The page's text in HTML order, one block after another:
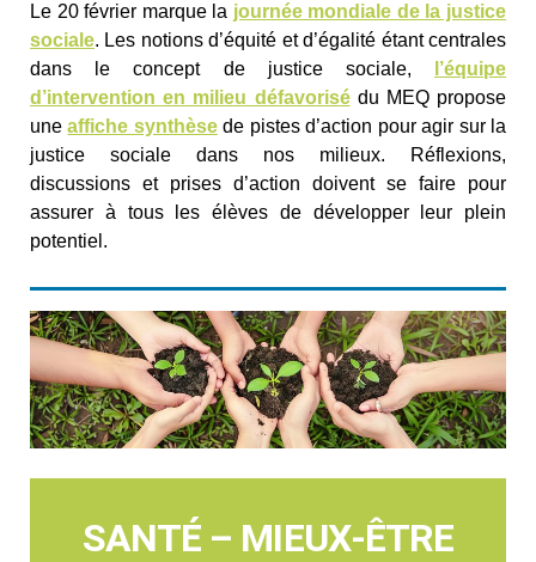
Le 20 février marque la journée mondiale de la justice
sociale. Les notions d’équité et d’égalité étant centrales
dans le concept de justice sociale,
l’équipe
d’intervention en milieu défavorisédu MEQ propose
uneaffiche synthèsede pistes d’action pour agir sur la
justice sociale dans nos milieux. Réflexions,
discussions et prises d’action doivent se faire pour
assurer à tous les élèves de développer leur plein
potentiel.
SANTÉ – MIEUX‑ÊTRE